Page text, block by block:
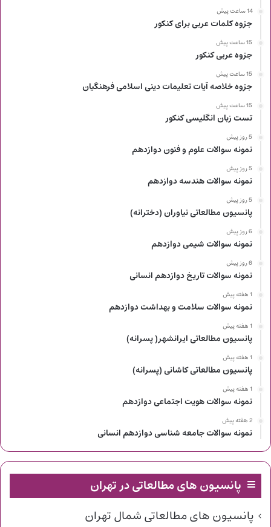
14 ساعت پیش
جزوه کلمات عربی برای کنکور
15 ساعت پیش
جزوه عربی کنکور
15 ساعت پیش
جزوه خلاصه آیات تعلیمات دینی اسلامی فرهنگیان
15 ساعت پیش
تست زبان انگلیسی کنکور
5 روز پیش
نمونه سوالات علوم و فنون دوازدهم
5 روز پیش
نمونه سوالات هندسه دوازدهم
5 روز پیش
پانسیون مطالعاتی نیاوران (دخترانه)
6 روز پیش
نمونه سوالات شیمی دوازدهم
6 روز پیش
نمونه سوالات تاریخ دوازدهم انسانی
1 هفته پیش
نمونه سوالات سلامت و بهداشت دوازدهم
1 هفته پیش
پانسیون مطالعاتی ایرانشهر( پسرانه)
1 هفته پیش
پانسیون مطالعاتی کاشانی (پسرانه)
1 هفته پیش
نمونه سوالات هویت اجتماعی دوازدهم
2 هفته پیش
نمونه سوالات جامعه شناسی دوازدهم انسانی
پانسیون های مطالعاتی در تهران
پانسیون های مطالعاتی شمال تهران